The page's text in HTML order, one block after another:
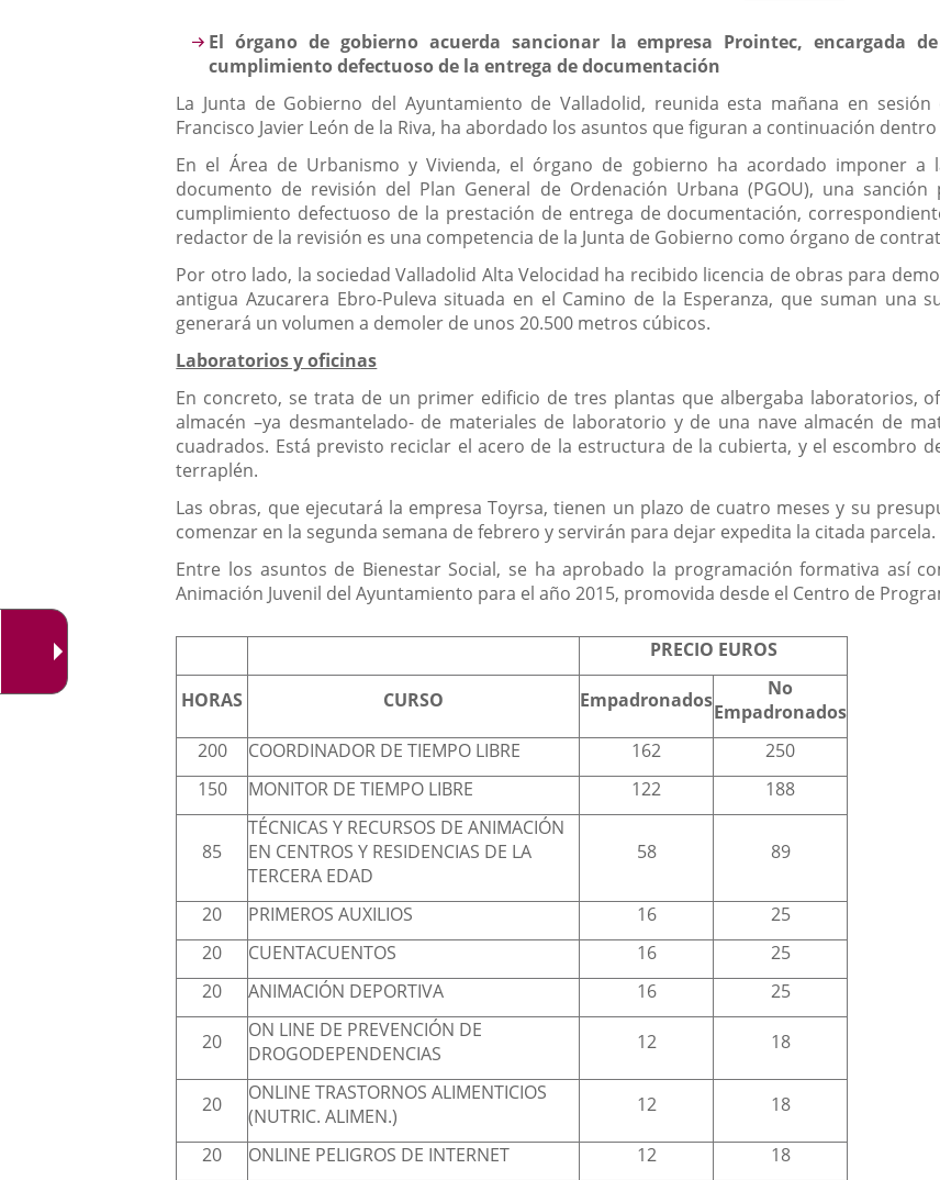
externa.Descripción
El órgano de gobierno acuerda sancionar la empresa Prointec, encargada
cumplimiento defectuoso de la entrega de documentación
La Junta de Gobierno del Ayuntamiento de Valladolid, reunida esta mañana en
Francisco Javier León de la Riva, ha abordado los asuntos que figuran a continuación
En el Área de Urbanismo y Vivienda, el órgano de gobierno ha acordado imponer
documento de revisión del Plan General de Ordenación Urbana (PGOU), una
cumplimiento defectuoso de la prestación de entrega de documentación,
redactor de la revisión es una competencia de la Junta de Gobierno como órgano de
Por otro lado, la sociedad Valladolid Alta Velocidad ha recibido licencia de obras para
antigua Azucarera Ebro-Puleva situada en el Camino de la Esperanza, que suman una
generará un volumen a demoler de unos 20.500 metros cúbicos.
Laboratorios y oficinas
En concreto, se trata de un primer edificio de tres plantas que albergaba laboratorios,
almacén –ya desmantelado- de materiales de laboratorio y de una nave almacén de
cuadrados. Está previsto reciclar el acero de la estructura de la cubierta, y el escombro
terraplén.
Las obras, que ejecutará la empresa Toyrsa, tienen un plazo de cuatro meses y su
comenzar en la segunda semana de febrero y servirán para dejar expedita la citada parcela.
Entre los asuntos de Bienestar Social, se ha aprobado la programación formativa así
Animación Juvenil del Ayuntamiento para el año 2015, promovida desde el Centro de
PRECIO EUROS
HORAS CURSO Empadronados
No
Empadronados
200
COORDINADOR DE TIEMPO LIBRE 162
250
150
MONITOR DE TIEMPO LIBRE 122 188
85
TÉCNICAS Y RECURSOS DE ANIMACIÓN
EN CENTROS Y RESIDENCIAS DE LA
TERCERA EDAD
58 89
20 PRIMEROS AUXILIOS 16
25
20
CUENTACUENTOS 16
25
20
ANIMACIÓN DEPORTIVA 16 25
20
ON LINE DE PREVENCIÓN DE
DROGODEPENDENCIAS
12 18
20
ONLINE TRASTORNOS ALIMENTICIOS
(NUTRIC. ALIMEN.)
12 18
20 ONLINE PELIGROS DE INTERNET 12 18